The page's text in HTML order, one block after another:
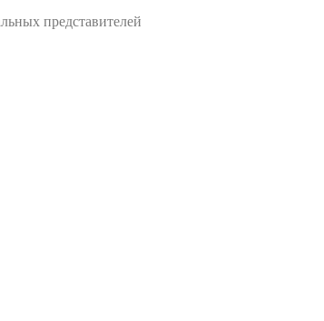
представителей